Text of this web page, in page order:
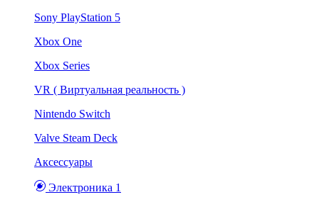
Sony PlayStation 5
Xbox One
Xbox Series
VR ( Виртуальная реальность )
Nintendo Switch
Valve Steam Deck
Аксессуары
Электроника 1